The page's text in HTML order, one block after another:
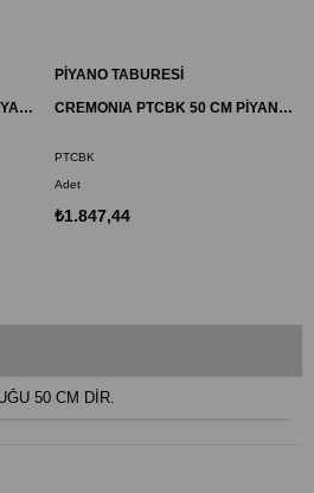
CREMONIA PTCWHL 70 CM PİYANO TABURESİ, BEYAZ, SANDIKLI
PİYANO TABURESİ
CREMONIA PTCBK 50 CM PİYANO TABURESİ, SİYAH, SANDIKLI
PTCBK
Adet
₺1.847,44
50 CM DİR.